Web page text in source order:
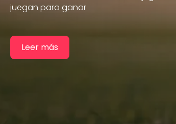
equipos
Leer más
juegan para ganar
Leer más
incentivos.
Leer más